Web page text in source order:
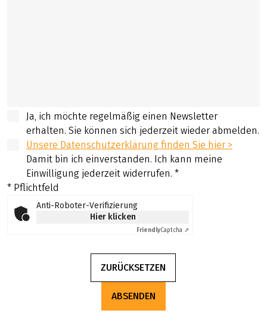
Ja, ich möchte regelmäßig einen Newsletter
erhalten. Sie können sich jederzeit wieder abmelden.
Unsere Datenschutzerklärung finden Sie hier >
Damit bin ich einverstanden. Ich kann meine
Einwilligung jederzeit widerrufen. *
* Pflichtfeld
Anti-Roboter-Verifizierung
Hier klicken
FriendlyCaptcha ⇗
ZURÜCKSETZEN
ABSENDEN